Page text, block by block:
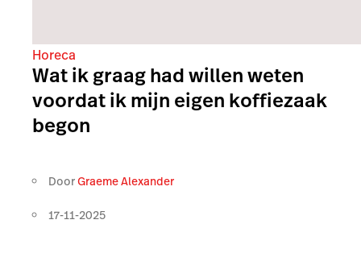
Horeca
Wat ik graag had willen weten
voordat ik mijn eigen koffiezaak
begon
DoorGraeme Alexander
17-11-2025